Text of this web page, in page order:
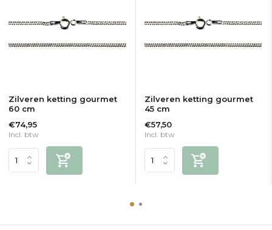
Zilveren ketting gourmet
60 cm
€74,95
Incl. btw
Zilveren ketting gourmet
45 cm
€57,50
Incl. btw